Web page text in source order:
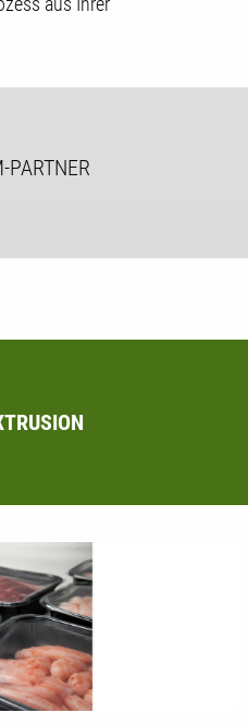
aus Ihrer